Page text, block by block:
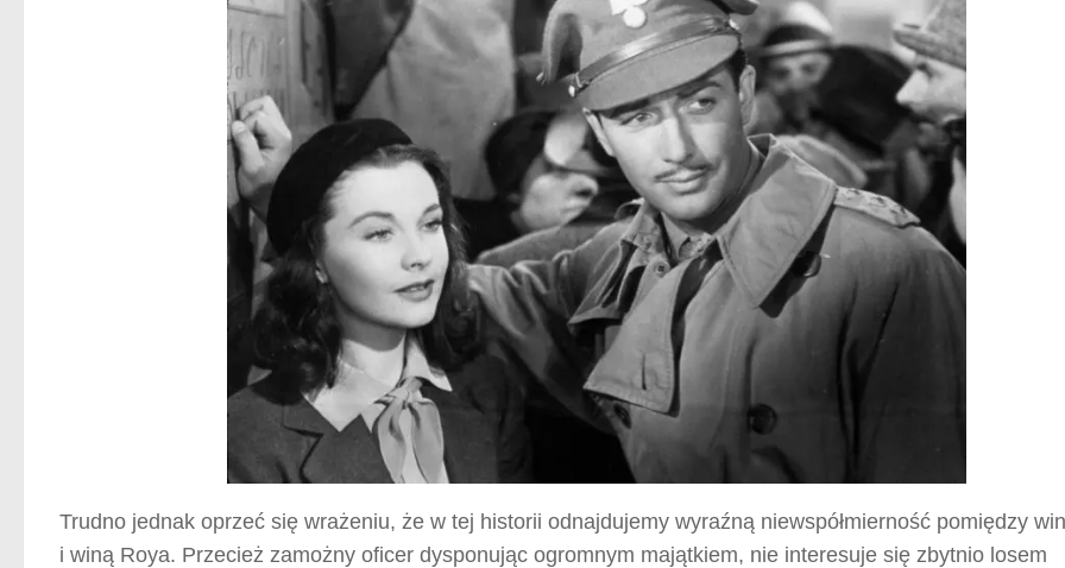
Trudno jednak oprzeć się wrażeniu, że w tej historii odnajdujemy wyraźną niewspółmierność pomiędzy
i winą Roya. Przecież zamożny oficer dysponując ogromnym majątkiem, nie interesuje się zbytnio losem